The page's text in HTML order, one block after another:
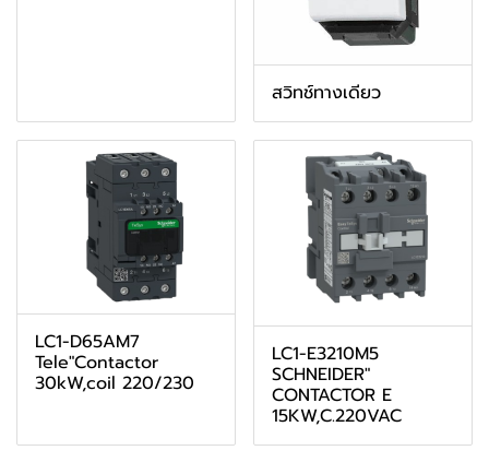
สวิทช์ทางเดียว
LC1-D65AM7
Tele"Contactor
30kW,coil 220/230
LC1-E3210M5
SCHNEIDER"
CONTACTOR E
15KW,C.220VAC